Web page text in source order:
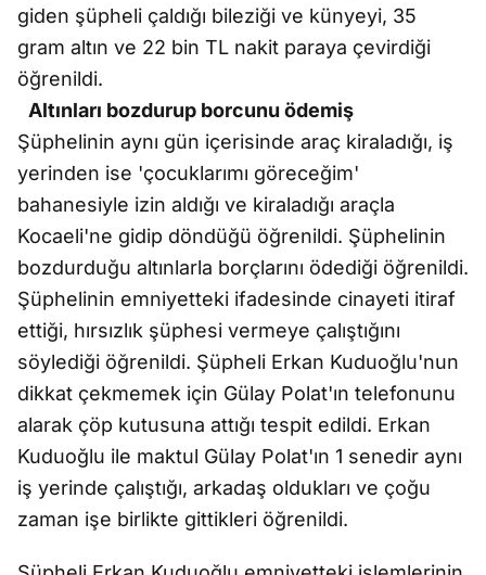
giden şüpheli çaldığı bileziği ve künyeyi, 35
gram altın ve 22 bin TL nakit paraya çevirdiği
öğrenildi.
Altınları bozdurup borcunu ödemiş
Şüphelinin aynı gün içerisinde araç kiraladığı, iş
yerinden ise 'çocuklarımı göreceğim'
bahanesiyle izin aldığı ve kiraladığı araçla
Kocaeli'ne gidip döndüğü öğrenildi. Şüphelinin
bozdurduğu altınlarla borçlarını ödediği öğrenildi.
Şüphelinin emniyetteki ifadesinde cinayeti itiraf
ettiği, hırsızlık şüphesi vermeye çalıştığını
söylediği öğrenildi. Şüpheli Erkan Kuduoğlu'nun
dikkat çekmemek için Gülay Polat'ın telefonunu
alarak çöp kutusuna attığı tespit edildi. Erkan
Kuduoğlu ile maktul Gülay Polat'ın 1 senedir aynı
iş yerinde çalıştığı, arkadaş oldukları ve çoğu
zaman işe birlikte gittikleri öğrenildi.